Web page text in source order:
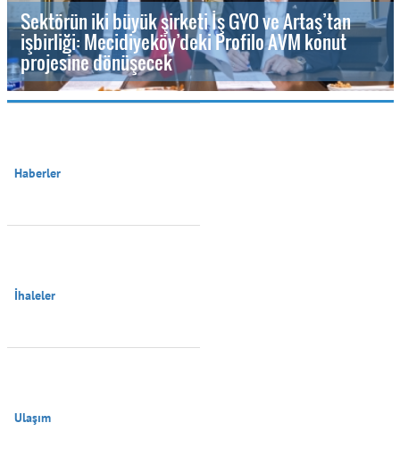
Sektörün iki büyük şirketi İş GYO ve Artaş’tan
işbirliği: Mecidiyeköy’deki Profilo AVM konut
projesine dönüşecek
Haberler
İhaleler
Ulaşım